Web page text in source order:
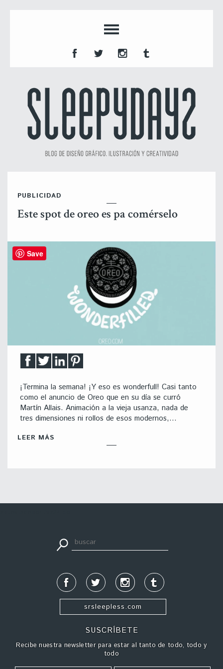
PUBLICIDAD
Este spot de oreo es pa comérselo
¡Termina la semana! ¡Y eso es wonderfull! Casi tanto
como el anuncio de Oreo que en su día se curró
Martín Allais. Animación a la vieja usanza, nada de
tres dimensiones ni rollos de esos modernos,…
LEER MÁS
srsleepless.com
SUSCRÍBETE
Recibe nuestra newsletter para estar al tanto de todo, todo y
todo
Save